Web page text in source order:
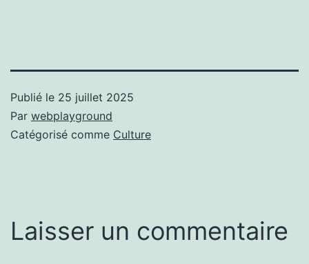
Publié le 25 juillet 2025
Par webplayground
Catégorisé comme Culture
Laisser un commentaire